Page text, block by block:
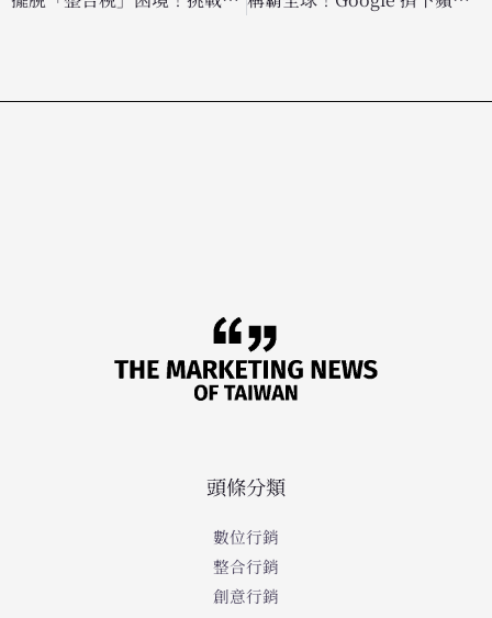
頭條分類
數位行銷
整合行銷
創意行銷